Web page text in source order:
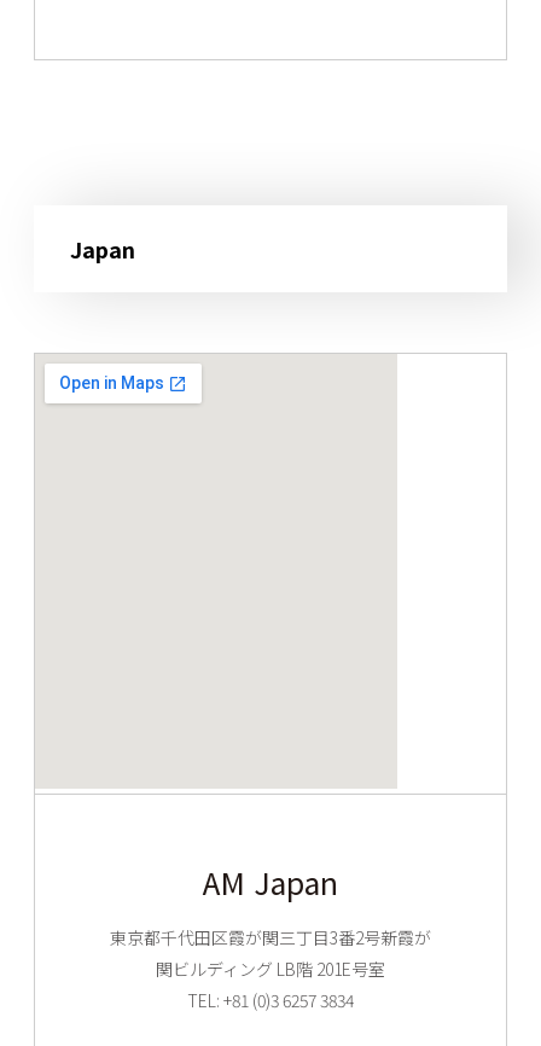
Japan
AM Japan
東京都千代田区霞が関三丁目3番2号新霞が
関ビルディング LB階 201E号室
TEL: +81 (0)3 6257 3834